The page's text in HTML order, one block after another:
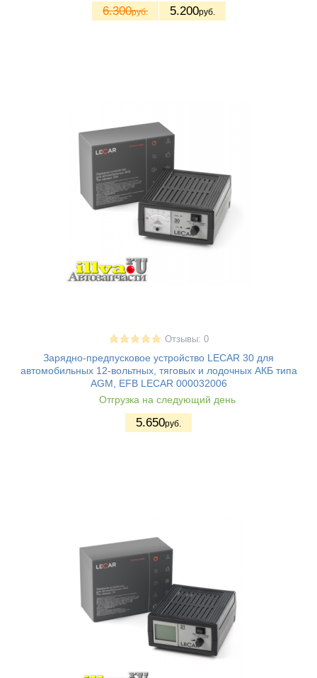
6.300руб. 5.200руб.
Отзывы: 0
Зарядно-предпусковое устройство LECAR 30 для
автомобильных 12-вольтных, тяговых и лодочных АКБ типа
AGM, EFB LECAR 000032006
Отгрузка на следующий день
5.650руб.